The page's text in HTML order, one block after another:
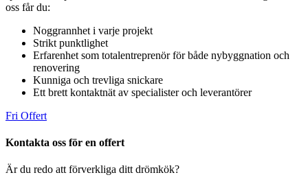
oss får du:
Noggrannhet i varje projekt
Strikt punktlighet
Erfarenhet som totalentreprenör för både nybyggnation och
renovering
Kunniga och trevliga snickare
Ett brett kontaktnät av specialister och leverantörer
Fri Offert
Kontakta oss för en offert
Är du redo att förverkliga ditt drömkök?